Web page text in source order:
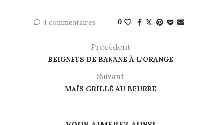
4 commentaires 0
Précédent
BEIGNETS DE BANANE À L’ORANGE
Suivant
MAÏS GRILLÉ AU BEURRE